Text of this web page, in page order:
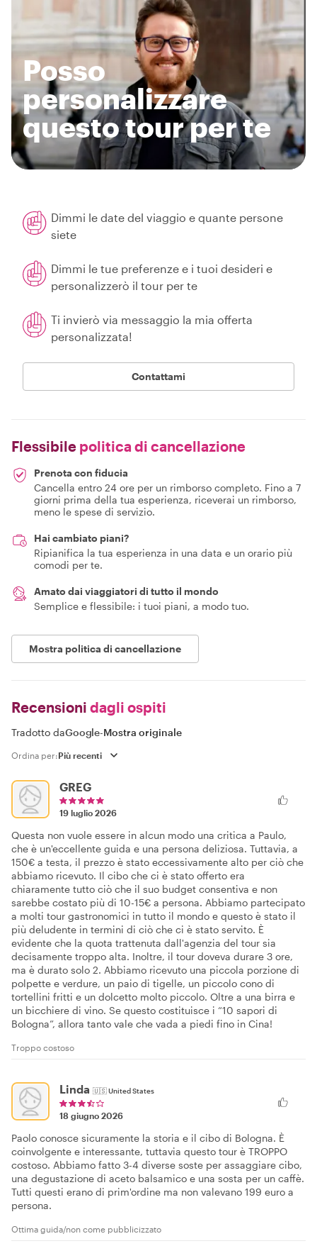
Posso
personalizzare
questo tour per te
Dimmi le date del viaggio e quante persone
siete
Dimmi le tue preferenze e i tuoi desideri e
personalizzerò il tour per te
Ti invierò via messaggio la mia offerta
personalizzata!
Contattami
Flessibile politica di cancellazione
Prenota con fiducia
Cancella entro 24 ore per un rimborso completo. Fino a 7
giorni prima della tua esperienza, riceverai un rimborso,
meno le spese di servizio.
Hai cambiato piani?
Ripianifica la tua esperienza in una data e un orario più
comodi per te.
Amato dai viaggiatori di tutto il mondo
Semplice e flessibile: i tuoi piani, a modo tuo.
Mostra politica di cancellazione
Recensioni dagli ospiti
Tradotto daGoogle-Mostra originale
Ordina per:
GREG
19 luglio 2026
Questa non vuole essere in alcun modo una critica a Paulo,
che è un'eccellente guida e una persona deliziosa. Tuttavia, a
150€ a testa, il prezzo è stato eccessivamente alto per ciò che
abbiamo ricevuto. Il cibo che ci è stato offerto era
chiaramente tutto ciò che il suo budget consentiva e non
sarebbe costato più di 10-15€ a persona. Abbiamo partecipato
a molti tour gastronomici in tutto il mondo e questo è stato il
più deludente in termini di ciò che ci è stato servito. È
evidente che la quota trattenuta dall'agenzia del tour sia
decisamente troppo alta. Inoltre, il tour doveva durare 3 ore,
ma è durato solo 2. Abbiamo ricevuto una piccola porzione di
polpette e verdure, un paio di tigelle, un piccolo cono di
tortellini fritti e un dolcetto molto piccolo. Oltre a una birra e
un bicchiere di vino. Se questo costituisce i “10 sapori di
Bologna”, allora tanto vale che vada a piedi fino in Cina!
Troppo costoso
Linda 🇺🇸United States
18 giugno 2026
Paolo conosce sicuramente la storia e il cibo di Bologna. È
coinvolgente e interessante, tuttavia questo tour è TROPPO
costoso. Abbiamo fatto 3-4 diverse soste per assaggiare cibo,
una degustazione di aceto balsamico e una sosta per un caffè.
Tutti questi erano di prim'ordine ma non valevano 199 euro a
persona.
Ottima guida/non come pubblicizzato